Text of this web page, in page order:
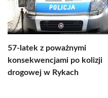
57-latek z poważnymi
konsekwencjami po kolizji
drogowej w Rykach